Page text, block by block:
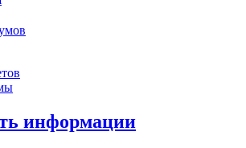
информации